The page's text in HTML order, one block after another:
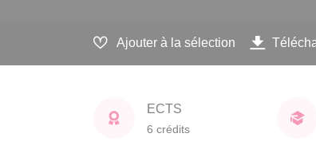
Ajouter à la sélection
ECTS
6 crédits